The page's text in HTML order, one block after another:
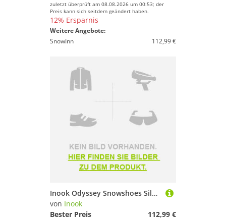
zuletzt überprüft am 08.08.2026 um 00:53; der
Preis kann sich seitdem geändert haben.
12% Ersparnis
Weitere Angebote:
SnowInn
112,99 €
Inook Odyssey Snowshoes Silber EU 34-47 / 45-120 Kg
von Inook
Bester Preis
112,99 €